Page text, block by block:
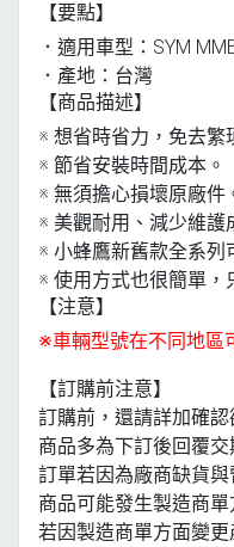
【要點】
．適用車型：SYM
．產地：台灣
【商品描述】
※ 想省時省力，免去繁
※ 節省安裝時間成本。
※ 無須擔心損壞原廠件
※ 美觀耐用、減少維護
※ 小蜂鷹新舊款全系列
※ 使用方式也很簡單，
【注意】
※車輛型號在不同地區
【訂購前注意】
訂購前，還請詳加確
商品多為下訂後回覆
訂單若因為廠商缺貨
商品可能發生製造商
若因製造商單方面變